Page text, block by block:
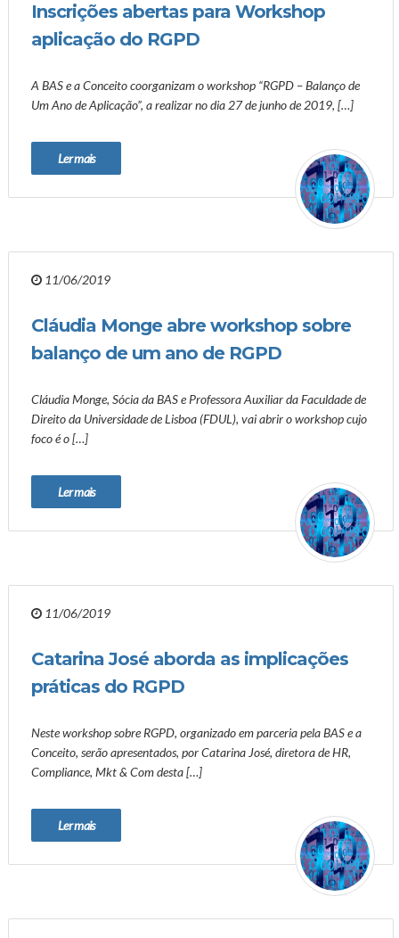
Inscrições abertas para Workshop
aplicação do RGPD
A BAS e a Conceito coorganizam o workshop “RGPD – Balanço de
Um Ano de Aplicação”, a realizar no dia 27 de junho de 2019, […]
Ler mais
11/06/2019
Cláudia Monge abre workshop sobre
balanço de um ano de RGPD
Cláudia Monge, Sócia da BAS e Professora Auxiliar da Faculdade de
Direito da Universidade de Lisboa (FDUL), vai abrir o workshop cujo
foco é o […]
Ler mais
11/06/2019
Catarina José aborda as implicações
práticas do RGPD
Neste workshop sobre RGPD, organizado em parceria pela BAS e a
Conceito, serão apresentados, por Catarina José, diretora de HR,
Compliance, Mkt & Com desta […]
Ler mais